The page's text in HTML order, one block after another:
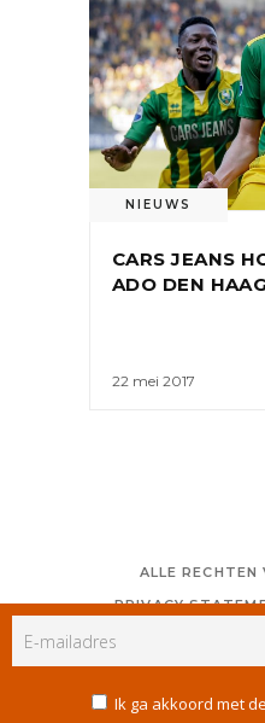
NIEUWS
CARS JEANS
ADO DEN HAAG
22 mei 2017
ALLE RECHTEN
PRIVACY
COOKIE
Ik ga akkoord met